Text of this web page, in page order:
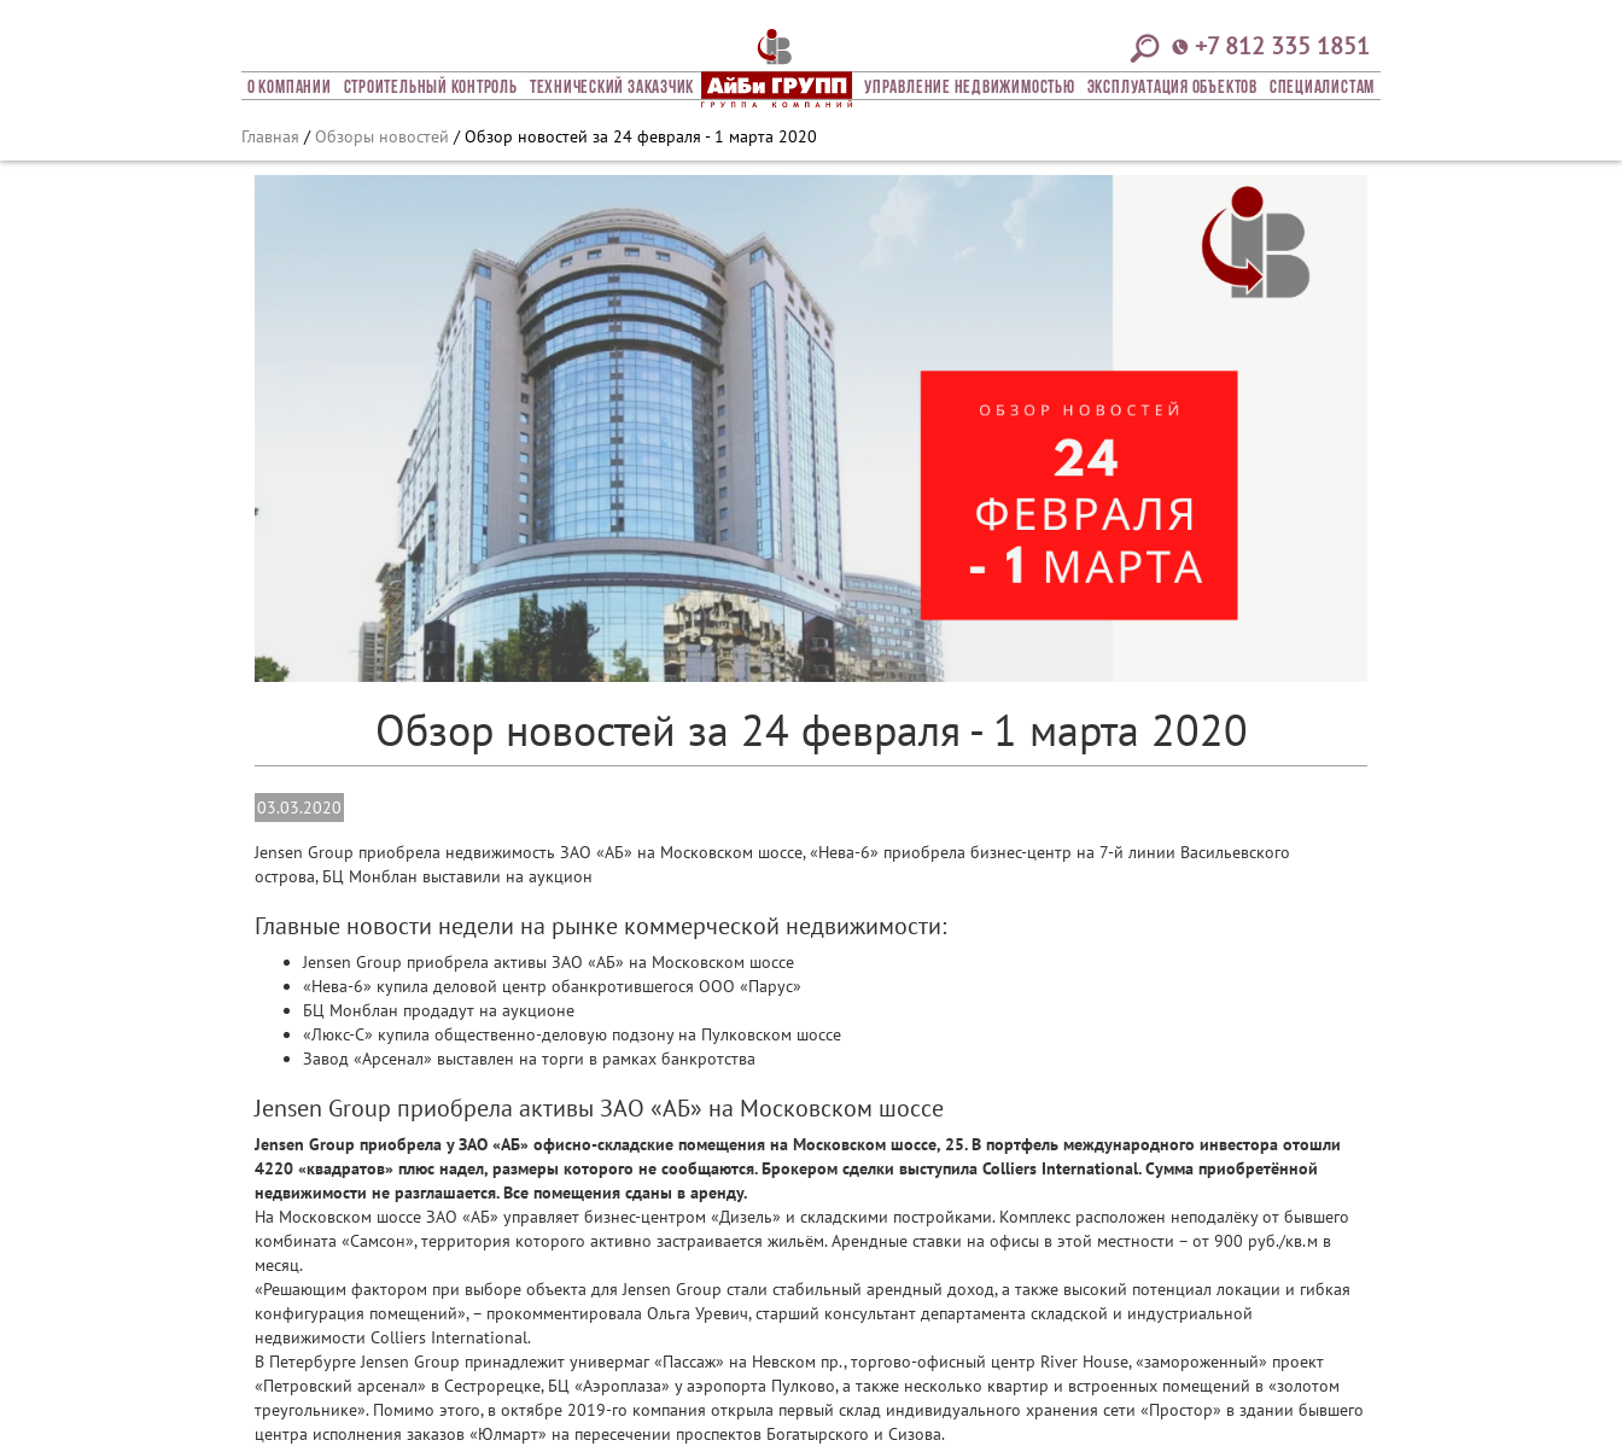
+7 812 335 1851
О Компании Строительный Контроль Технический Заказчик Управление Недвижимостью Эксплуатация Объектов СПЕЦИАЛИСТАМ
Главная /Обзоры новостей / Обзор новостей за 24 февраля - 1 марта 2020
Обзор новостей за 24 февраля - 1 марта 2020
03.03.2020
Jensen Group приобрела недвижимость ЗАО «АБ» на Московском шоссе, «Нева-6» приобрела бизнес-центр на 7-й линии Васильевского
острова, БЦ Монблан выставили на аукцион
Главные новости недели на рынке коммерческой недвижимости:
Jensen Group приобрела активы ЗАО «АБ» на Московском шоссе
«Нева-6» купила деловой центр обанкротившегося ООО «Парус»
БЦ Монблан продадут на аукционе
«Люкс-С» купила общественно-деловую подзону на Пулковском шоссе
Завод «Арсенал» выставлен на торги в рамках банкротства
Jensen Group приобрела активы ЗАО «АБ» на Московском шоссе
Jensen Group приобрела у ЗАО «АБ» офисно-складские помещения на Московском шоссе, 25. В портфель международного инвестора отошли
4220 «квадратов» плюс надел, размеры которого не сообщаются. Брокером сделки выступила Colliers International. Сумма приобретённой
недвижимости не разглашается. Все помещения сданы в аренду.
На Московском шоссе ЗАО «АБ» управляет бизнес-центром «Дизель» и складскими постройками. Комплекс расположен неподалёку от бывшего
комбината «Самсон», территория которого активно застраивается жильём. Арендные ставки на офисы в этой местности – от 900 руб./кв.м в
месяц.
«Решающим фактором при выборе объекта для Jensen Group стали стабильный арендный доход, а также высокий потенциал локации и гибкая
конфигурация помещений», – прокомментировала Ольга Уревич, старший консультант департамента складской и индустриальной
недвижимости Colliers International.
В Петербурге Jensen Group принадлежит универмаг «Пассаж» на Невском пр., торгово-офисный центр River House, «замороженный» проект
«Петровский арсенал» в Сестрорецке, БЦ «Аэроплаза» у аэропорта Пулково, а также несколько квартир и встроенных помещений в «золотом
треугольнике». Помимо этого, в октябре 2019-го компания открыла первый склад индивидуального хранения сети «Простор» в здании бывшего
центра исполнения заказов «Юлмарт» на пересечении проспектов Богатырского и Сизова.